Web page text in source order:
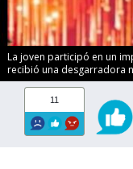
La joven participó en un
recibió una desgarradora
11